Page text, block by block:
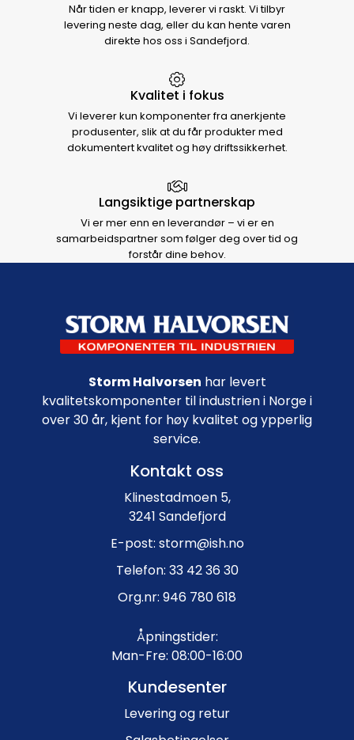
Når tiden er knapp, leverer vi raskt. Vi tilbyr
levering neste dag, eller du kan hente varen
direkte hos oss i Sandefjord.
Kvalitet i fokus
Vi leverer kun komponenter fra anerkjente
produsenter, slik at du får produkter med
dokumentert kvalitet og høy driftssikkerhet.
Langsiktige partnerskap
Vi er mer enn en leverandør – vi er en
samarbeidspartner som følger deg over tid og
forstår dine behov.
Footer navigation
Storm Halvorsen har levert
kvalitetskomponenter til industrien i Norge i
over 30 år, kjent for høy kvalitet og ypperlig
service.
Kontakt oss
Klinestadmoen 5,
3241 Sandefjord
E-post: storm@ish.no
Telefon: 33 42 36 30
Org.nr: 946 780 618
Åpningstider:
Man-Fre: 08:00-16:00
Kundesenter
Levering og retur